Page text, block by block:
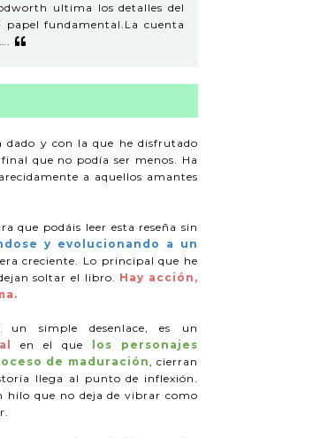
ultima los detalles del
papel fundamental. La cuenta
y con la que he disfrutado
que no podía ser menos. Ha
a aquellos amantes
que podáis leer esta reseña sin
y evolucionando a un
creciente. Lo principal que he
soltar el libro. Hay acción,
un simple desenlace, es un
en el que
los personajes
de maduración, cierran
llega al punto de inflexión.
hilo que no deja de vibrar como